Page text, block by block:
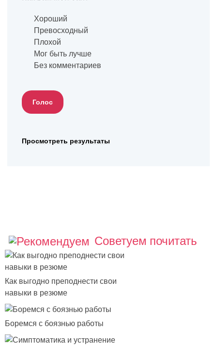
Хороший
Превосходный
Плохой
Мог быть лучше
Без комментариев
Просмотреть результаты
Советуем почитать
Как выгодно преподнести свои
навыки в резюме
Боремся с боязнью работы